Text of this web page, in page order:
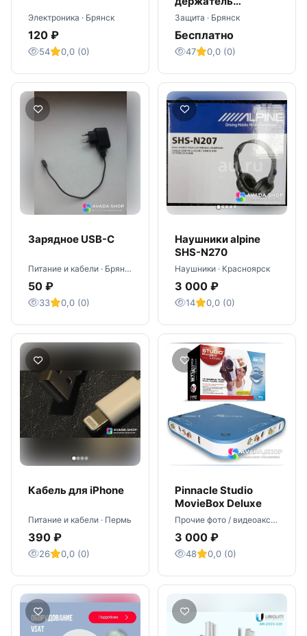
Электроника · Брянск
120 ₽
54 0,0 (0)
мобильного
телефона
Защита · Брянск
Бесплатно
47 0,0 (0)
Зарядное USB-C
Питание и кабели · Брянск
50 ₽
33 0,0 (0)
Наушники alpine
SHS-N270
Наушники · Красноярск
3 000 ₽
14 0,0 (0)
Кабель для iPhone
Питание и кабели · Пермь
390 ₽
26 0,0 (0)
Pinnacle Studio
MovieBox Deluxe
Прочие фото / видеоаксессуары · Николаев
3 000 ₽
48 0,0 (0)